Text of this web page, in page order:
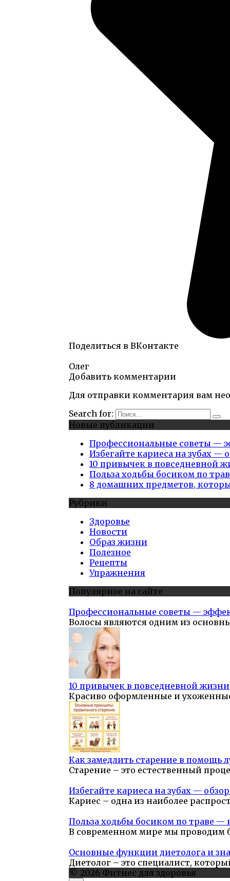
Поделиться в ВКонтакте
Олег
Добавить комментарии
Для отправки комментария вам
Search for:
Новые публикации
Профессиональные советы —
Избегайте кариеса на зубах —
10 привычек в повседневной
Польза ходьбы босиком по
8 домашних предметов,
Рубрики
Здоровье
Новости
Образ жизни
Полезное
Рецепты
Упражнения
Популярное на сайте
Профессиональные советы —
Волосы являются одним из
10 привычек в повседневной
Красиво оформленные и
Как замедлить старение в
Старение – это естественный
Избегайте кариеса на зубах —
Кариес – одна из наиболее
Польза ходьбы босиком по траве —
В современном мире мы проводим
Основные функции диетолога и
Диетолог – это специалист,
© 2026 Фитнес для здоровья